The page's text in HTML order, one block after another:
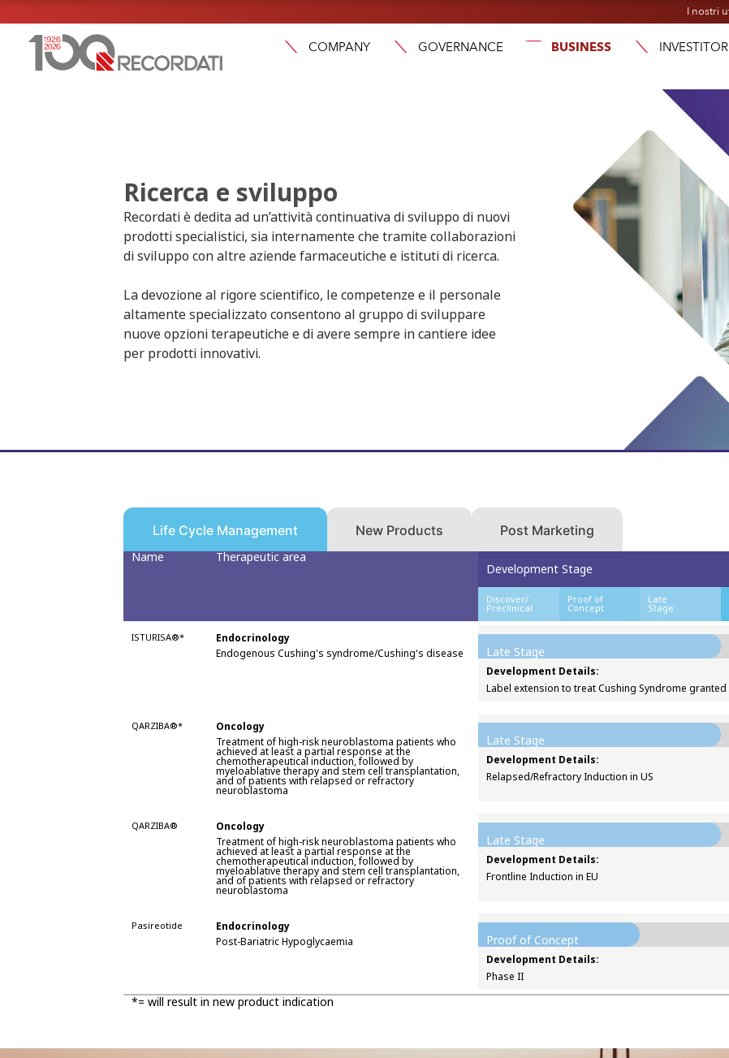
I nostri
COMPANY GOVERNANCE BUSINESS
Ricerca e sviluppo
Recordati è dedita ad un’attività continuativa di sviluppo di nuovi
prodotti specialistici, sia internamente che tramite collaborazioni
di sviluppo con altre aziende farmaceutiche e istituti di ricerca.
La devozione al rigore scientifico, le competenze e il personale
altamente specializzato consentono al gruppo di sviluppare
nuove opzioni terapeutiche e di avere sempre in cantiere idee
per prodotti innovativi.
Life Cycle Management New Products
Post Marketing
Name
Therapeutic area
Development Stage
Discover/
Preclinical
Proof of
Concept
Late
Stage
ISTURISA®*
Endocrinology
Endogenous Cushing's syndrome/Cushing's disease
Late Stage
Development Details:
Label extension to treat Cushing Syndrome granted
QARZIBA®*
Oncology
Treatment of high-risk neuroblastoma patients who
achieved at least a partial response at the
chemotherapeutical induction, followed by
myeloablative therapy and stem cell transplantation,
and of patients with relapsed or refractory
neuroblastoma
Late Stage
Development Details:
Relapsed/Refractory Induction in US
QARZIBA®
Oncology
Treatment of high-risk neuroblastoma patients who
achieved at least a partial response at the
chemotherapeutical induction, followed by
myeloablative therapy and stem cell transplantation,
and of patients with relapsed or refractory
neuroblastoma
Late Stage
Development Details:
Frontline Induction in EU
Pasireotide
Endocrinology
Post-Bariatric Hypoglycaemia
Proof of Concept
Development Details:
Phase II
*= will result in new product indication